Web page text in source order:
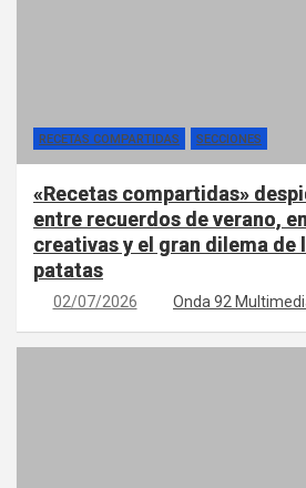
RECETAS COMPARTIDAS SECCIONES
«Recetas compartidas»
entre recuerdos de verano,
creativas y el gran dilema
patatas
02/07/2026 Onda 92